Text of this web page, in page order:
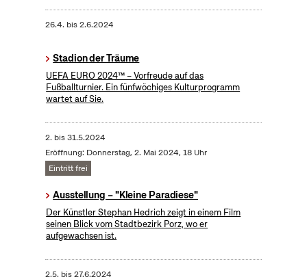
26.4. bis2.6.2024
Stadion der Träume
UEFA EURO 2024™ – Vorfreude auf das
Fußballturnier. Ein fünfwöchiges Kulturprogramm
wartet auf Sie.
2. bis31.5.2024
Eröffnung: Donnerstag, 2. Mai 2024, 18 Uhr
Eintritt frei
Ausstellung – "Kleine Paradiese"
Der Künstler Stephan Hedrich zeigt in einem Film
seinen Blick vom Stadtbezirk Porz, wo er
aufgewachsen ist.
2.5. bis27.6.2024